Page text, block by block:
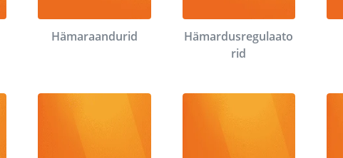
Hämaraandurid
Hämardusregulaato
rid